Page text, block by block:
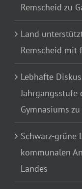
Remscheid zu
Land
Remscheid mit
Lebhafte
Jahrgangsstufe
Gymnasiums
Schwarz-grüne
kommunalen
Landes